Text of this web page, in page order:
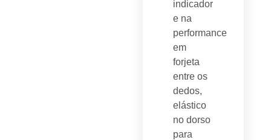
indicador
e na
performance
em
forjeta
entre os
dedos,
elástico
no dorso
para